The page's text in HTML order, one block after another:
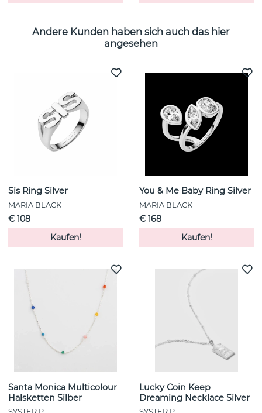
Andere Kunden haben sich auch das hier
angesehen
Sis Ring Silver
MARIA BLACK
€ 108
Kaufen!
You & Me Baby Ring Silver
MARIA BLACK
€ 168
Kaufen!
Santa Monica Multicolour
Halsketten Silber
Lucky Coin Keep
Dreaming Necklace Silver